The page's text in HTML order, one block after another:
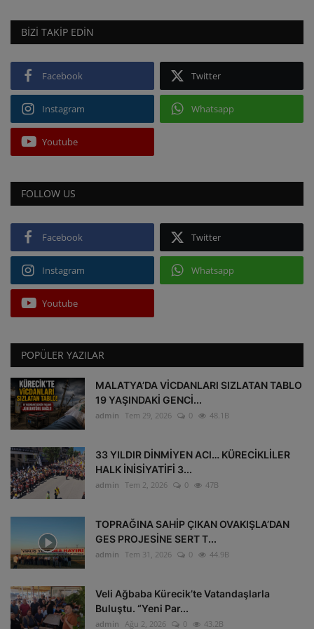
BIZI TAKIP EDIN
Facebook Twitter
Instagram Whatsapp
Youtube
FOLLOW US
Facebook Twitter
Instagram Whatsapp
Youtube
POPÜLER YAZILAR
MALATYA’DA VİCDANLARI SIZLATAN TABLO
19 YAŞINDAKİ GENCİ...
admin Tem 29, 2026 0 48.1B
33 YILDIR DİNMİYEN ACI… KÜRECİKLİLER
HALK İNİSİYATİFİ 3...
admin Tem 2, 2026 0 47B
TOPRAĞINA SAHİP ÇIKAN OVAKIŞLA’DAN
GES PROJESİNE SERT T...
admin Tem 31, 2026 0 44.9B
Veli Ağbaba Kürecik’te Vatandaşlarla
Buluştu. “Yeni Par...
admin Ağu 2, 2026 0 43.2B